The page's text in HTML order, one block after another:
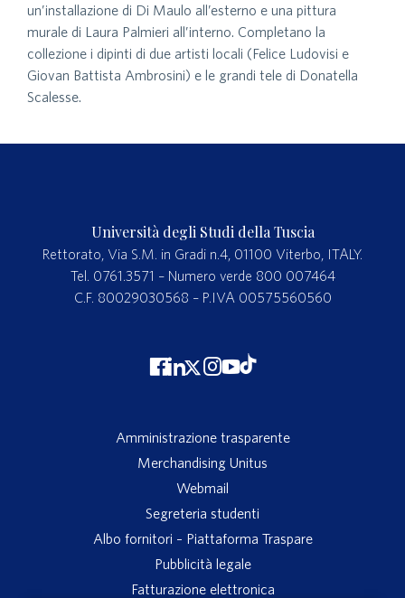
un’installazione di Di Maulo all’esterno e una pittura
murale di Laura Palmieri all’interno. Completano la
collezione i dipinti di due artisti locali (Felice Ludovisi e
Giovan Battista Ambrosini) e le grandi tele di Donatella
Scalesse.
Università degli Studi della Tuscia
Rettorato, Via S.M. in Gradi n.4, 01100 Viterbo, ITALY.
Tel. 0761.3571 – Numero verde 800 007464
C.F. 80029030568 – P.IVA 00575560560
Amministrazione trasparente
Merchandising Unitus
Webmail
Segreteria studenti
Albo fornitori – Piattaforma Traspare
Pubblicità legale
Fatturazione elettronica